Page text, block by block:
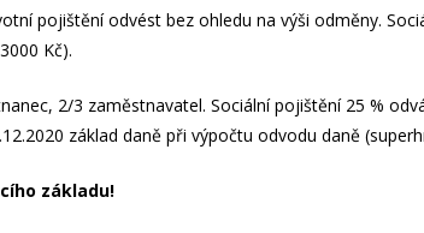
pojištění odvést bez ohledu na výši odměny.
Kč).
2/3 zaměstnavatel. Sociální pojištění 25 %
základ daně při výpočtu odvodu daně
základu!